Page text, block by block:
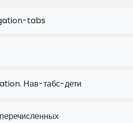
tabs
Нав-табс-дети